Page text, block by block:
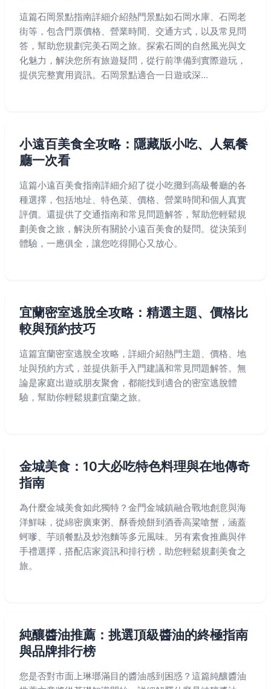
這篇石岡景點指南詳細介紹熱門景點如石岡水庫、石岡老
街等，包含門票價格、營業時間、交通方式，以及常見問
答，幫助您規劃完美石岡之旅。探索石岡的自然風光與文
化魅力，解決您所有旅遊疑問，從行前準備到實際遊玩，
提供完整實用資訊。石岡景點適合一日遊或深...
小遠百美食全攻略：隱藏版小吃、人氣餐
廳一次看
這篇小遠百美食指南詳細介紹了從小吃攤到高級餐廳的各
種選擇，包括地址、特色菜、價格、營業時間和個人真實
評價。還提供了交通指南和常見問題解答，幫助您輕鬆規
劃美食之旅，解決所有關於小遠百美食的疑問。從決策到
體驗，一應俱全，讓您吃得開心又放心。
宜蘭密室逃脫全攻略：精選主題、價格比
較與預約技巧
這篇宜蘭密室逃脫全攻略，詳細介紹熱門主題、價格、地
址與預約方式，並提供新手入門建議和常見問題解答。無
論是家庭出遊或朋友聚會，都能找到適合的密室逃脫體
驗，幫助你輕鬆規劃宜蘭之旅。
金城美食：10大必吃特色料理與在地傳奇
指南
為什麼金城美食如此獨特？金門金城鎮融合戰地創意與海
洋鮮味，從綿密廣東粥、酥香燒餅到酒香高粱嗆蟹，涵蓋
蚵嗲、芋頭餐點及炒泡麵等多元風味。另有素食推薦與伴
手禮選擇，搭配店家資訊和排行榜，助您輕鬆規劃美食之
旅。
純釀醬油推薦：挑選頂級醬油的終極指南
與品牌排行榜
您是否對市面上琳瑯滿目的醬油感到困惑？這篇純釀醬油